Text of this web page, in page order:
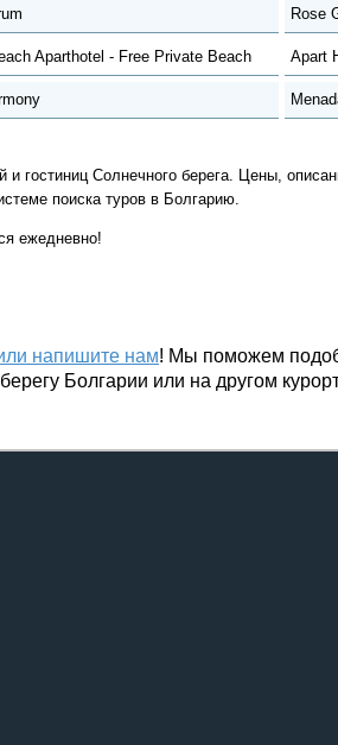
Rose
Aparthotel - Free Private Beach Apart
гостиниц Солнечного берега. Цены,
поиска туров в Болгарию.
ежедневно!
напишите нам! Мы поможем
Болгарии или на другом